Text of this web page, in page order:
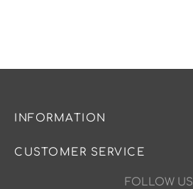
CUSTOMER SERVICE
FOLLOW US
INFORMATION